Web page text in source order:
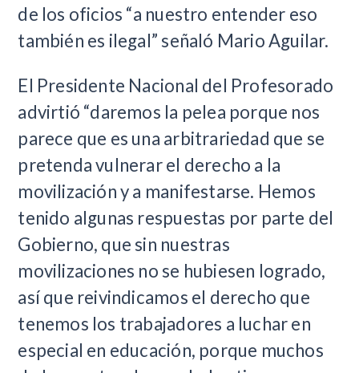
de los oficios “a nuestro entender eso
también es ilegal” señaló Mario Aguilar.
El Presidente Nacional del Profesorado
advirtió “daremos la pelea porque nos
parece que es una arbitrariedad que se
pretenda vulnerar el derecho a la
movilización y a manifestarse. Hemos
tenido algunas respuestas por parte del
Gobierno, que sin nuestras
movilizaciones no se hubiesen logrado,
así que reivindicamos el derecho que
tenemos los trabajadores a luchar en
especial en educación, porque muchos